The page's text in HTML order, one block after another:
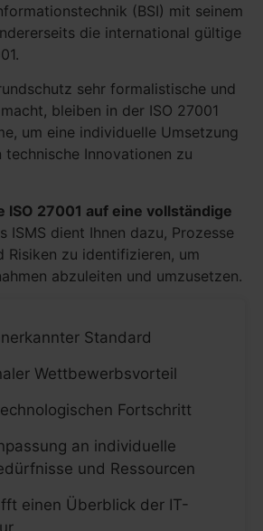
(BSI) mit seinem
die international gültige
sehr formalistische und
bleiben in der ISO 27001
um eine individuelle Umsetzung
technische Innovationen zu
ISO 27001 auf eine vollständige
ISMS dient Ihnen dazu, Prozesse
Risiken zu identifizieren, um
abzuleiten und umzusetzen.
Standard
Wettbewerbsvorteil
Fortschritt
an individuelle
und Ressourcen
einen Überblick der IT-